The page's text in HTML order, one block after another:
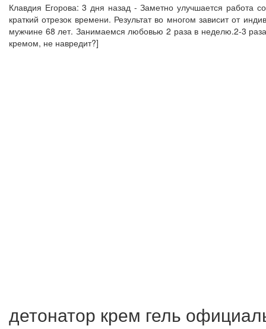
Клавдия Егорова: 3 дня назад - Заметно улучшается работа
краткий отрезок времени. Результат во многом зависит от
мужчине 68 лет. Занимаемся любовью 2 раза в неделю.2-3
кремом, не навредит?]
детонатор крем гель